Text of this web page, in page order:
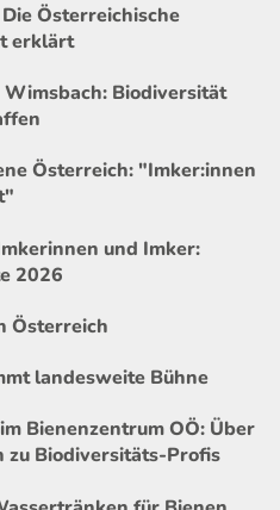
Österreichische
erklärt
Biodiversität
Österreich: "Imker:innen
und Imker:
2026
Österreich
landesweite Bühne
Bienenzentrum OÖ: Über
zu Biodiversitäts-Profis